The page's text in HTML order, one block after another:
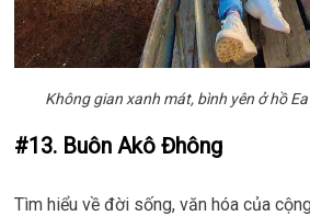
Không gian xanh mát, bình yên ở hồ
#13. Buôn Akô Đhông
Tìm hiểu về đời sống, văn hóa của